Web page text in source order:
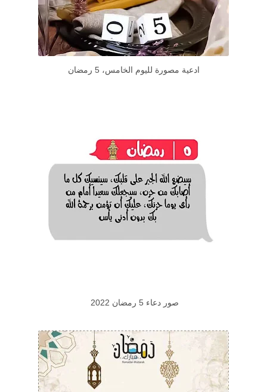
ادعية مصورة لليوم الخامس، 5 رمضان
صور دعاء 5 رمضان 2022